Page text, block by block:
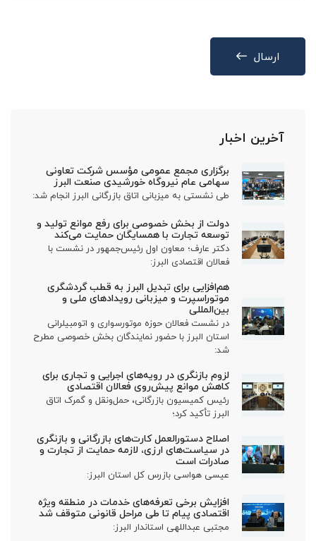
ارسال
آخرین اخبار
برگزاری مجمع عمومی مؤسس شرکت تعاونی
سهامی عام نیروگاه خورشیدی صنعت البرز
طی نشستی به میزبانی اتاق بازرگانی البرز انجام شد:
دولت از بخش خصوصی برای رفع موانع تولید و
توسعه تجارت با همسایگان حمایت می‌کند
دکتر عارف؛ معاون اول رئیس‌جمهور در نشست با
فعالان اقتصادی البرز:
هم‌افزایی برای تبدیل البرز به قطب گردشگری
موتوراسپرت و میزبانی رویدادهای ملی و
بین‌المللی
در نشست فعالان حوزه موتورسواری و اتومبیلرانی
استان البرز با حضور نمایندگان بخش خصوصی مطرح
شد:
لزوم بازنگری در رویه‌های اجرایی و تجاری برای
کاهش موانع پیش‌روی فعالان اقتصادی
رئیس کمیسیون بازرگانی، حمل‌ونقل و گمرک اتاق
البرز تأکید کرد؛
اصلاح دستورالعمل کارت‌های بازرگانی و بازنگری
در سیاست‌های ارزی، لازمه حمایت از تجارت و
صادرات است
عیسی هواسی بازرس کل استان البرز:
افزایش برخی تعرفه‌های خدمات در منطقه ویژه
اقتصادی پیام تا طی مراحل قانونی متوقف شد
مجتبی عبداللهی استاندار البرز: